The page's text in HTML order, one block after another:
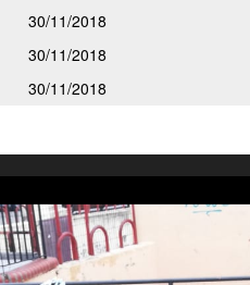
30/11/2018
30/11/2018
30/11/2018